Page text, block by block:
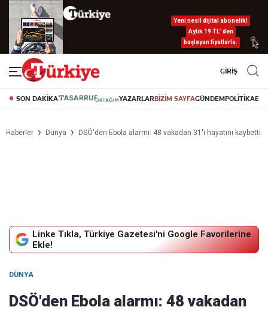
Yeni nesil dijital abonelik!
Aylık 19 TL’ den
başlayan fiyatlarla.
GİRİŞ
SON DAKİKA YAZARLARBİZİM SAYFAGÜNDEMPOLİTİKA
Haberler Dünya DSÖ'den Ebola alarmı: 48 vakadan 31'i hayatını kaybetti
Linke Tıkla, Türkiye Gazetesi'ni Google Favorilerine
Ekle!
DÜNYA
DSÖ'den Ebola alarmı: 48 vakadan